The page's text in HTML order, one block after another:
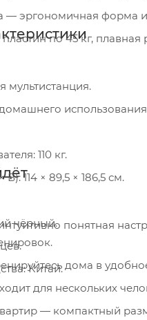
— эргономичная форма
по 45 кг, плавная
мультистанция.
110 кг.
114 × 89,5 × 186,5 см.
чёрный.
Китай. дома в
для нескольких
— компактный